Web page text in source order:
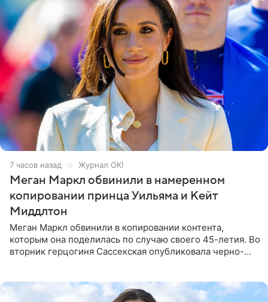
7 часов назад Журнал OK!
Меган Маркл обвинили в намеренном
копировании принца Уильяма и Кейт
Миддлтон
Меган Маркл обвинили в копировании контента,
которым она поделилась по случаю своего 45-летия. Во
вторник герцогиня Сассекская опубликовала черно-